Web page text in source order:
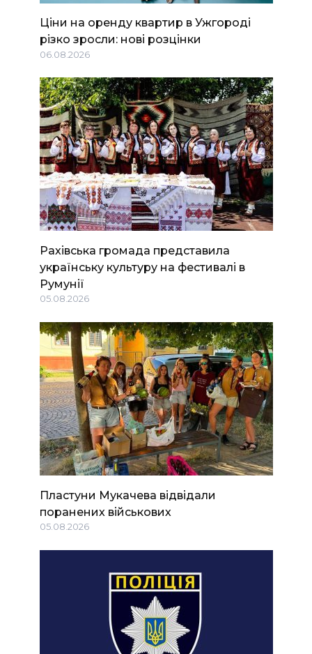
Ціни на оренду квартир в Ужгороді
різко зросли: нові розцінки
06.08.2026
Рахівська громада представила
українську культуру на фестивалі в
Румунії
05.08.2026
Пластуни Мукачева відвідали
поранених військових
05.08.2026